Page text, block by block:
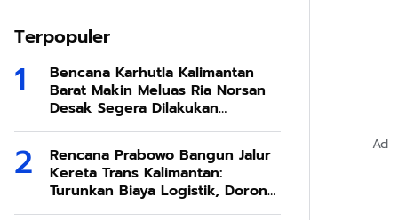
Terpopuler
Bencana Karhutla Kalimantan
Barat Makin Meluas Ria Norsan
Desak Segera Dilakukan
Modifikasi Cuaca
Rencana Prabowo Bangun Jalur
Kereta Trans Kalimantan:
Turunkan Biaya Logistik, Dorong
Ekonomi SDA Melimpah
Ad